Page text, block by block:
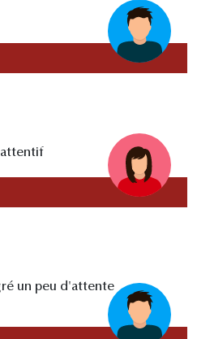
attentif
un peu d'attente